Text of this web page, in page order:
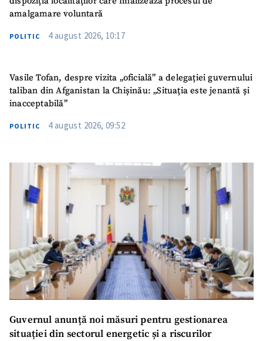
amalgamare voluntară
POLITIC 4 august 2026, 10:17
Vasile Tofan, despre vizita „oficială” a delegației guvernului
taliban din Afganistan la Chișinău: „Situația este jenantă și
inacceptabilă”
POLITIC 4 august 2026, 09:52
Guvernul anunță noi măsuri pentru gestionarea
situației din sectorul energetic și a riscurilor